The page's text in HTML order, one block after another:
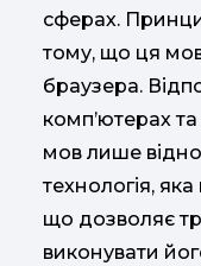
сферах.
тому, що ця
браузера.
комп’ютерах
мов лише
технологія,
що дозволяє
виконувати